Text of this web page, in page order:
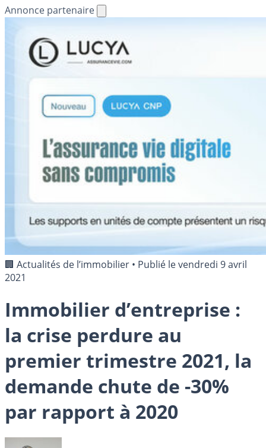
Annonce partenaire
🏢 Actualités de l’immobilier • Publié levendredi 9 avril
2021
Immobilier d’entreprise :
la crise perdure au
premier trimestre 2021, la
demande chute de -30%
par rapport à 2020